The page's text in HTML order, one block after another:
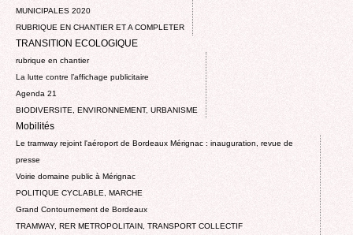
MUNICIPALES 2020
RUBRIQUE EN CHANTIER ET A COMPLETER
TRANSITION ECOLOGIQUE
rubrique en chantier
La lutte contre l’affichage publicitaire
Agenda 21
BIODIVERSITE, ENVIRONNEMENT, URBANISME
Mobilités
Le tramway rejoint l'aéroport de Bordeaux Mérignac : inauguration, revue de
presse
Voirie domaine public à Mérignac
POLITIQUE CYCLABLE, MARCHE
Grand Contournement de Bordeaux
TRAMWAY, RER METROPOLITAIN, TRANSPORT COLLECTIF